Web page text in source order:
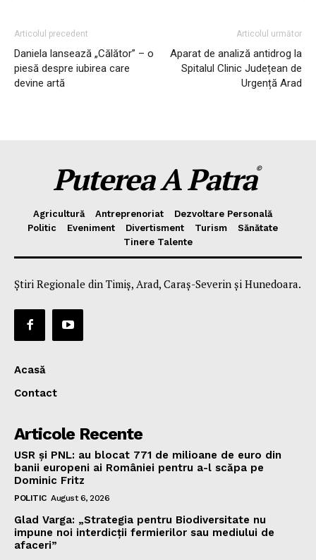
Articolul precedent
Daniela lansează „Călător” – o
piesă despre iubirea care
devine artă
Articolul următor
Aparat de analiză antidrog la
Spitalul Clinic Județean de
Urgență Arad
Puterea A Patra©
Agricultură Antreprenoriat
Dezvoltare Personală
Politic
Eveniment Divertisment Turism
Sănătate
Tinere Talente
Știri Regionale din Timiș, Arad, Caraș-Severin și Hunedoara.
Acasă
Contact
Articole Recente
USR și PNL: au blocat 771 de milioane de euro din
banii europeni ai României pentru a-l scăpa pe
Dominic Fritz
POLITIC August 6, 2026
Glad Varga: „Strategia pentru Biodiversitate nu
impune noi interdicții fermierilor sau mediului de
afaceri”